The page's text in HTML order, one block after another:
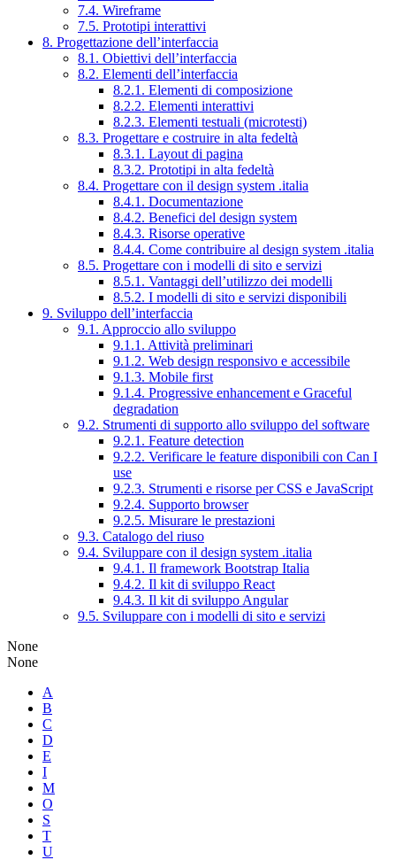
7.4. Wireframe
7.5. Prototipi interattivi
8. Progettazione dell’interfaccia
8.1. Obiettivi dell’interfaccia
8.2. Elementi dell’interfaccia
8.2.1. Elementi di composizione
8.2.2. Elementi interattivi
8.2.3. Elementi testuali (microtesti)
8.3. Progettare e costruire in alta fedeltà
8.3.1. Layout di pagina
8.3.2. Prototipi in alta fedeltà
8.4. Progettare con il design system .italia
8.4.1. Documentazione
8.4.2. Benefici del design system
8.4.3. Risorse operative
8.4.4. Come contribuire al design system .italia
8.5. Progettare con i modelli di sito e servizi
8.5.1. Vantaggi dell’utilizzo dei modelli
8.5.2. I modelli di sito e servizi disponibili
9. Sviluppo dell’interfaccia
9.1. Approccio allo sviluppo
9.1.1. Attività preliminari
9.1.2. Web design responsivo e accessibile
9.1.3. Mobile first
9.1.4. Progressive enhancement e Graceful
degradation
9.2. Strumenti di supporto allo sviluppo del software
9.2.1. Feature detection
9.2.2. Verificare le feature disponibili con Can I
use
9.2.3. Strumenti e risorse per CSS e JavaScript
9.2.4. Supporto browser
9.2.5. Misurare le prestazioni
9.3. Catalogo del riuso
9.4. Sviluppare con il design system .italia
9.4.1. Il framework Bootstrap Italia
9.4.2. Il kit di sviluppo React
9.4.3. Il kit di sviluppo Angular
9.5. Sviluppare con i modelli di sito e servizi
None
None
A
B
C
D
E
I
M
O
S
T
U